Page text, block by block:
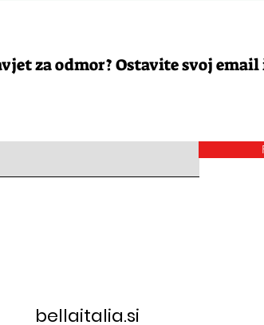
za odmor? Ostavite svoj email
bellaitalia.si